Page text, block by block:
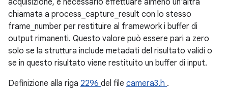
acquisizione, è necessario effettuare almeno un'altra
chiamata a process_capture_result con lo stesso
frame_number per restituire al framework i buffer di
output rimanenti. Questo valore può essere pari a zero
solo se la struttura include metadati del risultato validi o
se in questo risultato viene restituito un buffer di input.
Definizione alla riga 2296 del file camera3.h .